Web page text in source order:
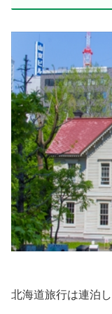
北海道旅行は連泊